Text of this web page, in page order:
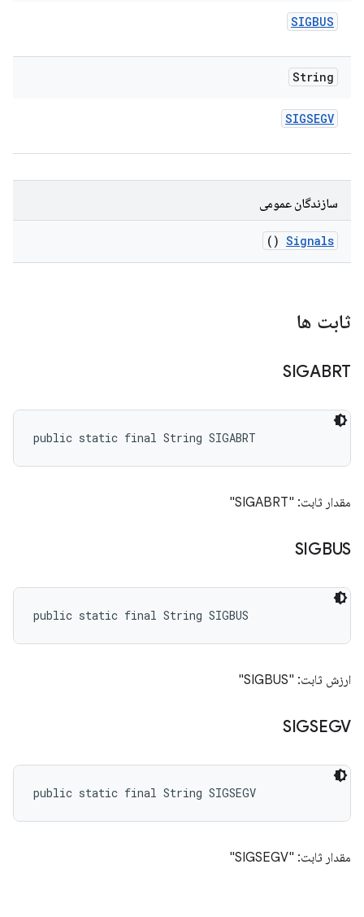
SIGBUS
String
SIGSEGV
سازندگان عمومی
Signals
()
ثابت ها
SIGABRT
public static final String SIGABRT
مقدار ثابت: "SIGABRT"
SIGBUS
public static final String SIGBUS
ارزش ثابت: "SIGBUS"
SIGSEGV
public static final String SIGSEGV
مقدار ثابت: "SIGSEGV"